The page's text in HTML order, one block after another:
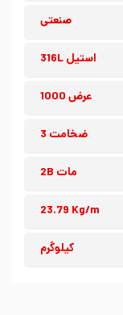
صنعتی
استیل 316L
عرض 1000
ضخامت 3
مات 2B
23.79 Kg/m
کیلوگرم